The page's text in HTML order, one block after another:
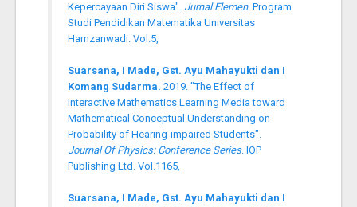
Kepercayaan Diri Siswa". Jurnal Elemen. Program
Studi Pendidikan Matematika Universitas
Hamzanwadi. Vol.5,
Suarsana, I Made, Gst. Ayu Mahayukti dan I
Komang Sudarma. 2019. "The Effect of
Interactive Mathematics Learning Media toward
Mathematical Conceptual Understanding on
Probability of Hearing-impaired Students".
Journal Of Physics: Conference Series. IOP
Publishing Ltd. Vol.1165,
Suarsana, I Made, Gst. Ayu Mahayukti dan I